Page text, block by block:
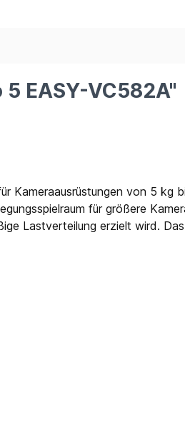
EASY-VC582A"
Kameraausrüstungen von 5 kg
für größere
Lastverteilung erzielt wird.